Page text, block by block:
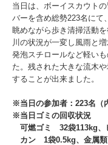
当日は、ボーイスカウト
バーを含め総勢223名にて
眺めながら歩き清掃活動
川の状況が一変し風雨と
発泡スチロールなど軽い
た。残された大きな流木
することが出来ました。
※当日の参加者：223名（
※当日ゴミの回収状況
可燃ゴミ 32袋113kg、
カン 1袋0.5kg、金属類